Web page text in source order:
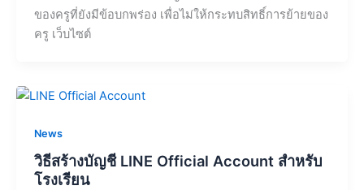
ของครูที่ยังมีข้อบกพร่อง เพื่อไม่ให้กระทบสิทธิ์การย้ายของ
ครู เว็บไซต์
News
วิธีสร้างบัญชี LINE Official Account สำหรับ
โรงเรียน